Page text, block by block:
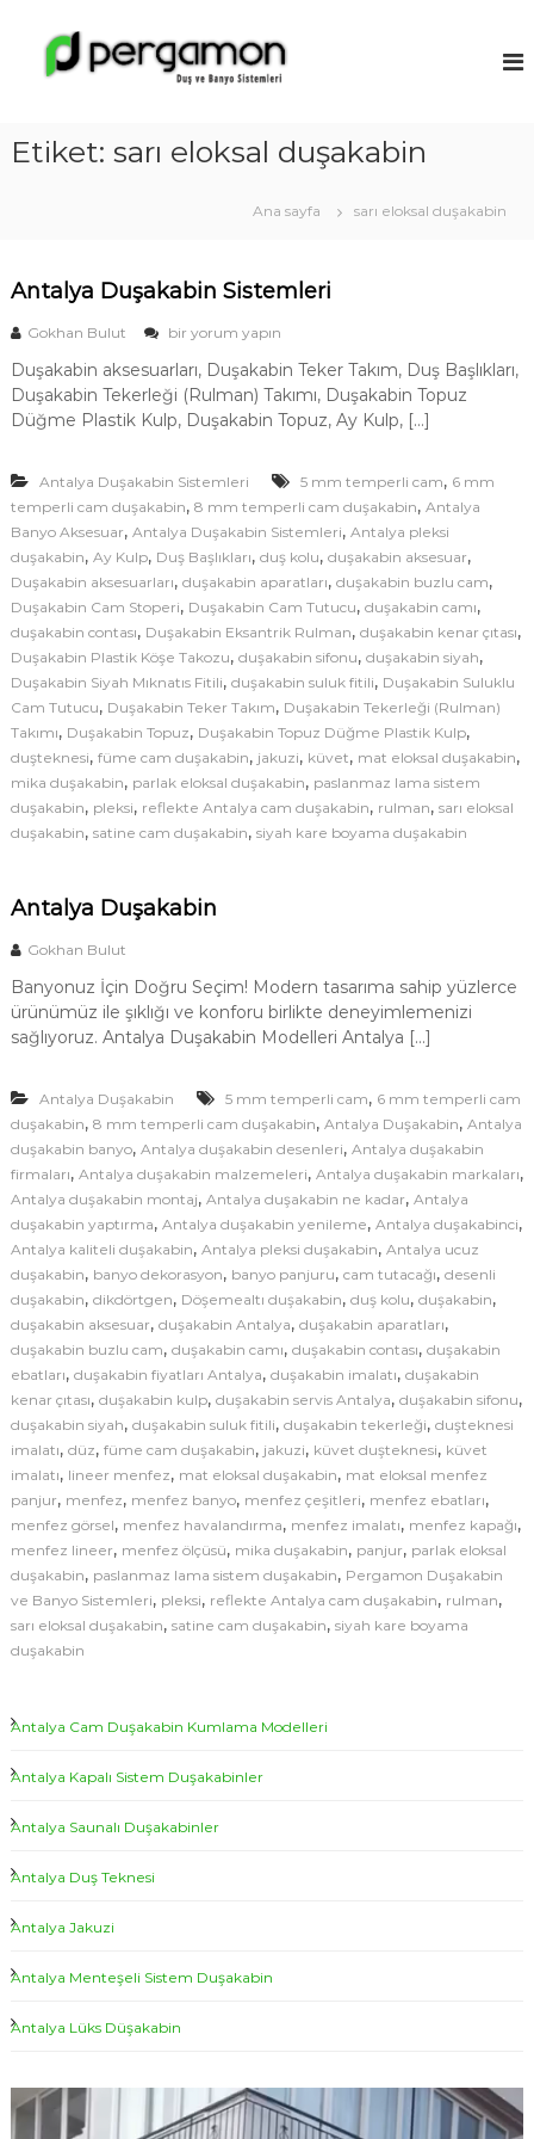
l
a
a
b
M
o
d
e
l
l
e
r
i
|
A
n
t
D
u
ş
k
a
b
i
n
P
e
r
g
a
m
o
n
Etiket: sarı eloksal duşakabin
Ana sayfa sarı eloksal duşakabin
Antalya Duşakabin Sistemleri
Gokhan Bulut
A
t
a
l
D
u
ş
k
a
b
i
n
s
t
e
m
l
ç
bir yorum yapın
Duşakabin aksesuarları, Duşakabin Teker Takım, Duş Başlıkları,
Duşakabin Tekerleği (Rulman) Takımı, Duşakabin Topuz
Düğme Plastik Kulp, Duşakabin Topuz, Ay Kulp, […]
Antalya Duşakabin Sistemleri 5 mm temperli cam, 6 mm
temperli cam duşakabin, 8 mm temperli cam duşakabin, Antalya
Banyo Aksesuar, Antalya Duşakabin Sistemleri, Antalya pleksi
duşakabin, Ay Kulp, Duş Başlıkları, duş kolu, duşakabin aksesuar,
Duşakabin aksesuarları, duşakabin aparatları, duşakabin buzlu cam,
Duşakabin Cam Stoperi, Duşakabin Cam Tutucu, duşakabin camı,
duşakabin contası, Duşakabin Eksantrik Rulman, duşakabin kenar çıtası,
Duşakabin Plastik Köşe Takozu, duşakabin sifonu, duşakabin siyah,
Duşakabin Siyah Mıknatıs Fitili, duşakabin suluk fitili, Duşakabin Suluklu
Cam Tutucu, Duşakabin Teker Takım, Duşakabin Tekerleği (Rulman)
Takımı, Duşakabin Topuz, Duşakabin Topuz Düğme Plastik Kulp,
duşteknesi, füme cam duşakabin, jakuzi, küvet, mat eloksal duşakabin,
mika duşakabin, parlak eloksal duşakabin, paslanmaz lama sistem
duşakabin, pleksi, reflekte Antalya cam duşakabin, rulman, sarı eloksal
duşakabin, satine cam duşakabin, siyah kare boyama duşakabin
Antalya Duşakabin
Gokhan Bulut
Banyonuz İçin Doğru Seçim! Modern tasarıma sahip yüzlerce
ürünümüz ile şıklığı ve konforu birlikte deneyimlemenizi
sağlıyoruz. Antalya Duşakabin Modelleri Antalya […]
Antalya Duşakabin 5 mm temperli cam, 6 mm temperli cam
duşakabin, 8 mm temperli cam duşakabin, Antalya Duşakabin, Antalya
duşakabin banyo, Antalya duşakabin desenleri, Antalya duşakabin
firmaları, Antalya duşakabin malzemeleri, Antalya duşakabin markaları,
Antalya duşakabin montaj, Antalya duşakabin ne kadar, Antalya
duşakabin yaptırma, Antalya duşakabin yenileme, Antalya duşakabinci,
Antalya kaliteli duşakabin, Antalya pleksi duşakabin, Antalya ucuz
duşakabin, banyo dekorasyon, banyo panjuru, cam tutacağı, desenli
duşakabin, dikdörtgen, Döşemealtı duşakabin, duş kolu, duşakabin,
duşakabin aksesuar, duşakabin Antalya, duşakabin aparatları,
duşakabin buzlu cam, duşakabin camı, duşakabin contası, duşakabin
ebatları, duşakabin fiyatları Antalya, duşakabin imalatı, duşakabin
kenar çıtası, duşakabin kulp, duşakabin servis Antalya, duşakabin sifonu,
duşakabin siyah, duşakabin suluk fitili, duşakabin tekerleği, duşteknesi
imalatı, düz, füme cam duşakabin, jakuzi, küvet duşteknesi, küvet
imalatı, lineer menfez, mat eloksal duşakabin, mat eloksal menfez
panjur, menfez, menfez banyo, menfez çeşitleri, menfez ebatları,
menfez görsel, menfez havalandırma, menfez imalatı, menfez kapağı,
menfez lineer, menfez ölçüsü, mika duşakabin, panjur, parlak eloksal
duşakabin, paslanmaz lama sistem duşakabin, Pergamon Duşakabin
ve Banyo Sistemleri, pleksi, reflekte Antalya cam duşakabin, rulman,
sarı eloksal duşakabin, satine cam duşakabin, siyah kare boyama
duşakabin
Antalya Cam Duşakabin Kumlama Modelleri
Antalya Kapalı Sistem Duşakabinler
Antalya Saunalı Duşakabinler
Antalya Duş Teknesi
Antalya Jakuzi
Antalya Menteşeli Sistem Duşakabin
Antalya Lüks Düşakabin
i